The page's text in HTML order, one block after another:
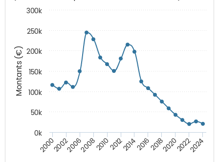
Montants (€)
200020022006200820102012201420162018202020222024
0k
50k
100k
150k
200k
250k
300k